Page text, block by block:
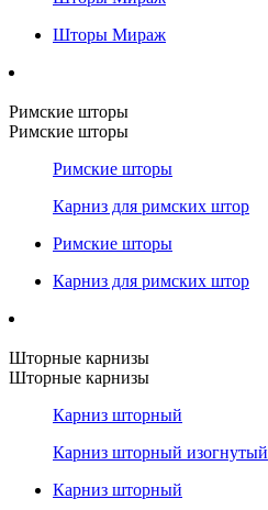
Шторы Мираж
Римские шторы
Римские шторы
Римские шторы
Карниз для римских штор
Римские шторы
Карниз для римских штор
Шторные карнизы
Шторные карнизы
Карниз шторный
Карниз шторный изогнутый
Карниз шторный